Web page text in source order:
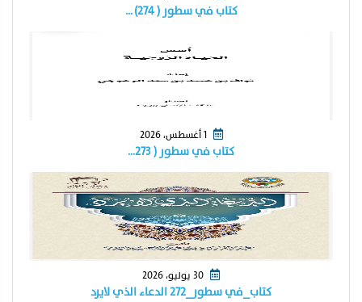
كتاب في سطور ( ٢٧٤) …
1 أغسطس، 2026
كتاب في سطور ( ٢٧٣…
كتاب_في سطور_٢٧٢ الدعاء الذي لايرد